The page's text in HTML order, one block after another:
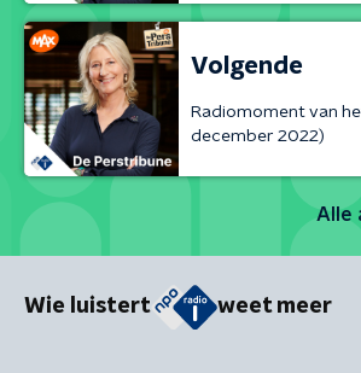
Volgende
Radiomoment van
december 2022)
Alle
Wie luistert weet meer